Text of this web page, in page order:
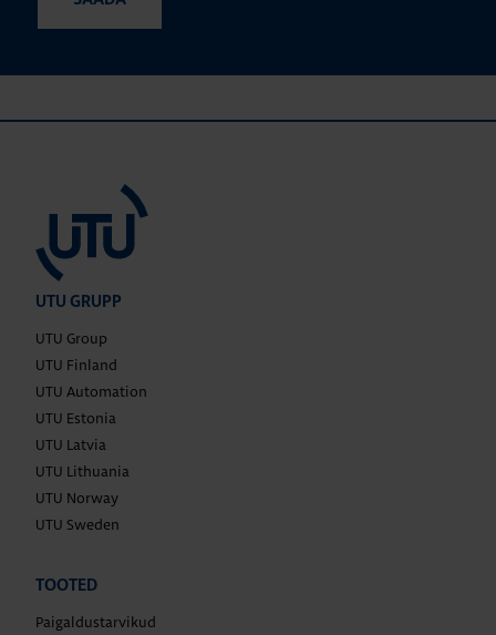
UTU GRUPP
UTU Group
UTU Finland
UTU Automation
UTU Estonia
UTU Latvia
UTU Lithuania
UTU Norway
UTU Sweden
TOOTED
Paigaldustarvikud